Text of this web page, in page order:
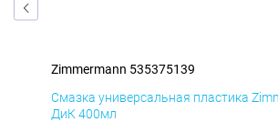
Zimmermann 535375139
Смазка универсальная пластика
ДиК 400мл